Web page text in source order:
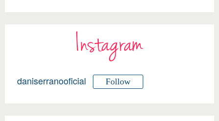
Instagram
daniserranooficial Follow